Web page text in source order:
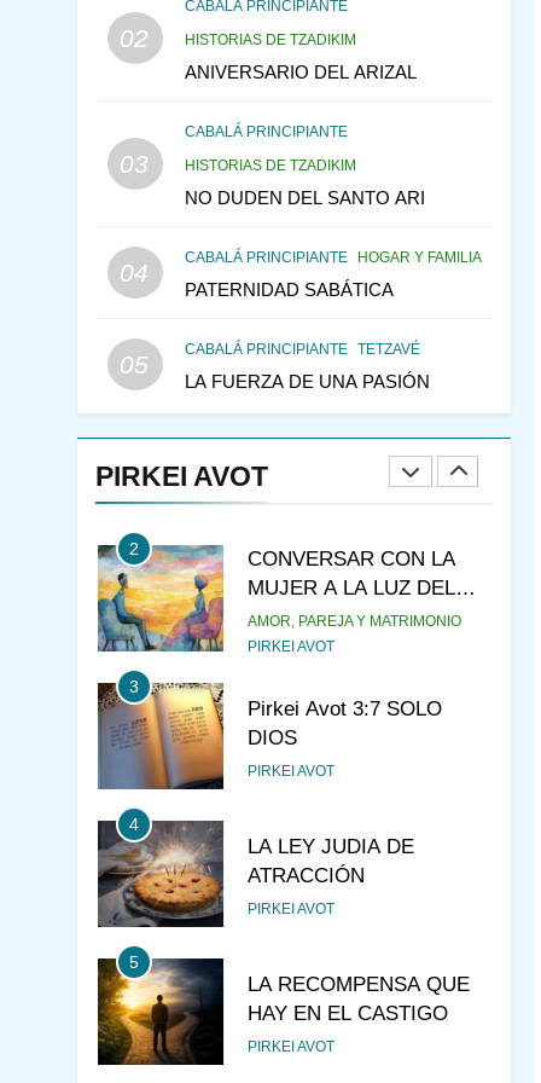
02
CABALÁ PRINCIPIANTE
HISTORIAS DE TZADIKIM
ANIVERSARIO DEL ARIZAL
03
CABALÁ PRINCIPIANTE
HISTORIAS DE TZADIKIM
NO DUDEN DEL SANTO ARI
04
CABALÁ PRINCIPIANTE HOGAR Y FAMILIA
PATERNIDAD SABÁTICA
05
CABALÁ PRINCIPIANTE TETZAVÉ
LA FUERZA DE UNA PASIÓN
PIRKEI AVOT
LA RECONSTRUCCIÓN
DEL TEMPLO Y LA
ALEGRÍA EN MEDIO DE
MES DE MENAJEM AV
146
CONSEJO DE LOS
PADRES
PENSAMIENTO JUDÍO
147
VEAMOS ¿POR QUÉ
DE LAS MUJERES
PENSAMIENTO JUDÍO
1
JASIDUT
2
CONVERSAR CON LA
MUJER A LA LUZ DEL
JUDAÍSMO
AMOR, PAREJA Y MATRIMONIO
PIRKEI AVOT
3
Pirkei Avot 3:7 SOLO
DIOS
PIRKEI AVOT
4
LA LEY JUDIA DE
ATRACCIÓN
PIRKEI AVOT
5
LA RECOMPENSA QUE
HAY EN EL CASTIGO
PIRKEI AVOT